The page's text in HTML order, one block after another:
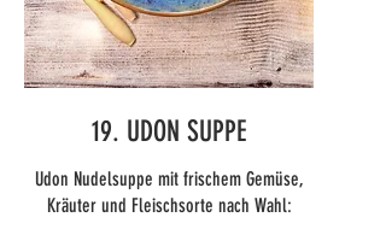
19. UDON SUPPE
Udon Nudelsuppe mit frischem Gemüse,
Kräuter und Fleischsorte nach Wahl: